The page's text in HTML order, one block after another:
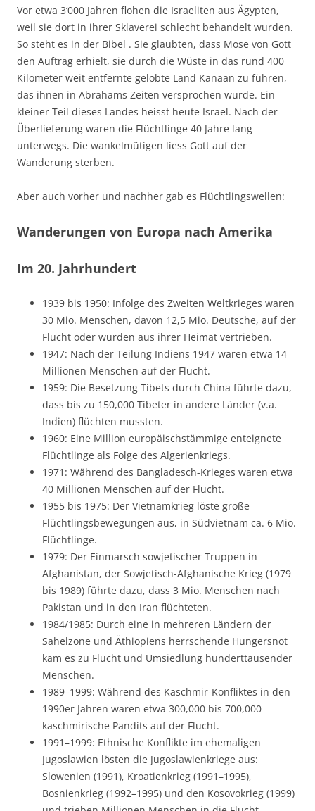
Vor etwa 3‘000 Jahren flohen die Israeliten aus Ägypten,
weil sie dort in ihrer Sklaverei schlecht behandelt wurden.
So steht es in der Bibel . Sie glaubten, dass Mose von Gott
den Auftrag erhielt, sie durch die Wüste in das rund 400
Kilometer weit entfernte gelobte Land Kanaan zu führen,
das ihnen in Abrahams Zeiten versprochen wurde. Ein
kleiner Teil dieses Landes heisst heute Israel. Nach der
Überlieferung waren die Flüchtlinge 40 Jahre lang
unterwegs. Die wankelmütigen liess Gott auf der
Wanderung sterben.
Aber auch vorher und nachher gab es Flüchtlingswellen:
Wanderungen von Europa nach Amerika
Im 20. Jahrhundert
1939 bis 1950: Infolge des Zweiten Weltkrieges waren
30 Mio. Menschen, davon 12,5 Mio. Deutsche, auf der
Flucht oder wurden aus ihrer Heimat vertrieben.
1947: Nach der Teilung Indiens 1947 waren etwa 14
Millionen Menschen auf der Flucht.
1959: Die Besetzung Tibets durch China führte dazu,
dass bis zu 150,000 Tibeter in andere Länder (v.a.
Indien) flüchten mussten.
1960: Eine Million europäischstämmige enteignete
Flüchtlinge als Folge des Algerienkriegs.
1971: Während des Bangladesch-Krieges waren etwa
40 Millionen Menschen auf der Flucht.
1955 bis 1975: Der Vietnamkrieg löste große
Flüchtlingsbewegungen aus, in Südvietnam ca. 6 Mio.
Flüchtlinge.
1979: Der Einmarsch sowjetischer Truppen in
Afghanistan, der Sowjetisch-Afghanische Krieg (1979
bis 1989) führte dazu, dass 3 Mio. Menschen nach
Pakistan und in den Iran flüchteten.
1984/1985: Durch eine in mehreren Ländern der
Sahelzone und Äthiopiens herrschende Hungersnot
kam es zu Flucht und Umsiedlung hunderttausender
Menschen.
1989–1999: Während des Kaschmir-Konfliktes in den
1990er Jahren waren etwa 300,000 bis 700,000
kaschmirische Pandits auf der Flucht.
1991–1999: Ethnische Konflikte im ehemaligen
Jugoslawien lösten die Jugoslawienkriege aus:
Slowenien (1991), Kroatienkrieg (1991–1995),
Bosnienkrieg (1992–1995) und den Kosovokrieg (1999)